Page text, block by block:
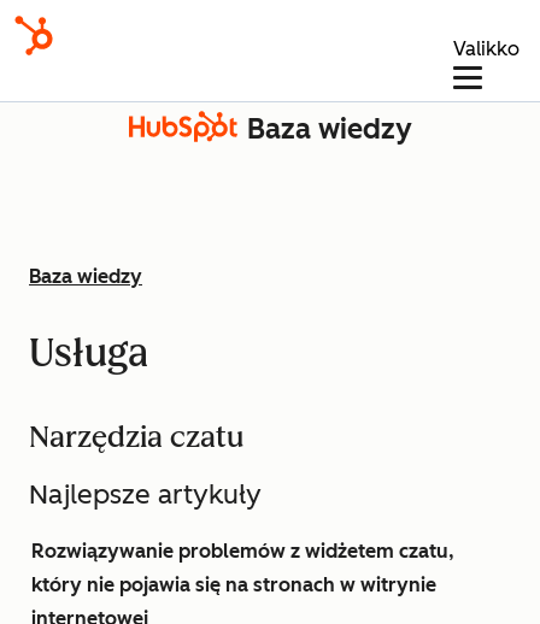
Valikko
Baza wiedzy
Baza wiedzy
Usługa
Narzędzia czatu
Najlepsze artykuły
Rozwiązywanie problemów z widżetem czatu,
który nie pojawia się na stronach w witrynie
internetowej